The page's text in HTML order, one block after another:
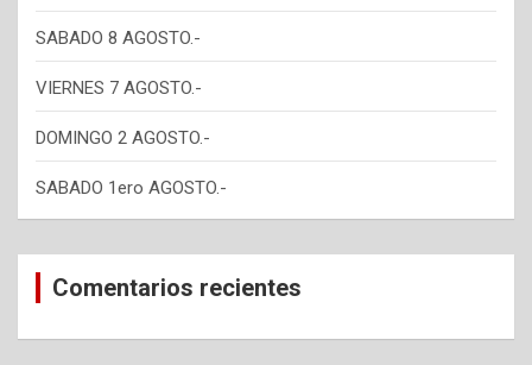
SABADO 8 AGOSTO.-
VIERNES 7 AGOSTO.-
DOMINGO 2 AGOSTO.-
SABADO 1ero AGOSTO.-
Comentarios recientes